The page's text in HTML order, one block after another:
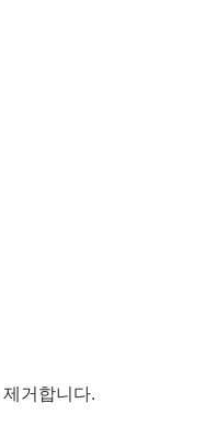
거합니다.